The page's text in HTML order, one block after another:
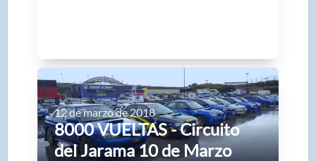
8000 VUELTAS - Circuito
del Jarama 10 de Marzo
12 de marzo de 2018